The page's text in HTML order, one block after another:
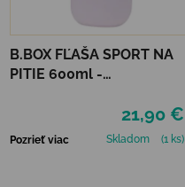
B.BOX FĽAŠA SPORT NA
PITIE 600ml -
21,90 €
Pozrieť viac Skladom (1 ks)